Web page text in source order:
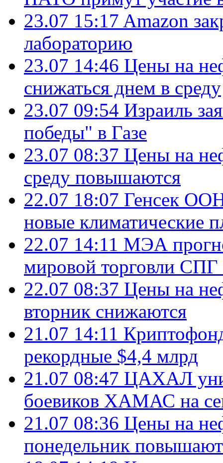
23.07 15:17 Amazon
лабораторию
23.07 14:46 Цены на
снижаться днем в среду
23.07 09:54 Израиль
победы" в Газе
23.07 08:37 Цены на
среду повышаются
22.07 18:07 Генсек ООН
новые климатические
22.07 14:11 МЭА
мировой торговли СПГ
22.07 08:37 Цены на
вторник снижаются
21.07 14:11
рекордные $4,4 млрд
21.07 08:47 ЦАХАЛ
боевиков ХАМАС на
21.07 08:36 Цены на
понедельник